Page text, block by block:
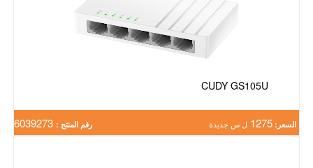
CUDY GS105U
السعر: 1275 ل س جديدة رقم المنتج :